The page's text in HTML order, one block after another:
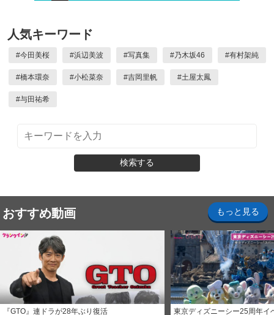
人気キーワード
#今田美桜 #浜辺美波 #写真集 #乃木坂46 #有村架純
#橋本環奈 #小松菜奈 #吉岡里帆 #土屋太鳳
#与田祐希
検索する
おすすめ動画 もっと見る
『GTO』連ドラが28年ぶり復活 東京ディズニーシー25周年イ